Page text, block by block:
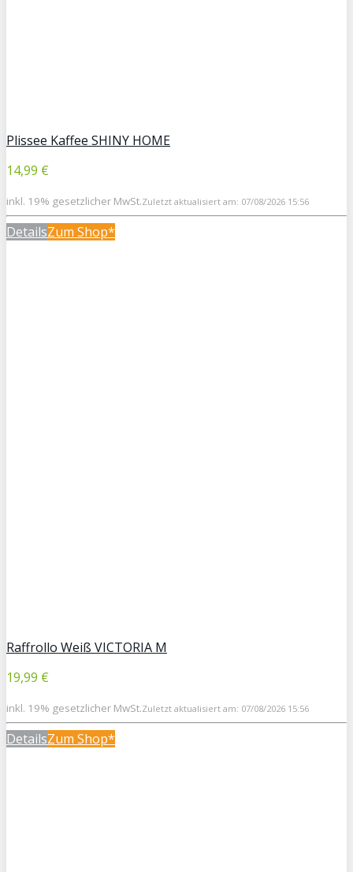
Plissee Kaffee SHINY HOME
14,99 €
inkl. 19% gesetzlicher MwSt.Zuletzt aktualisiert am: 07/08/2026 15:56
DetailsZum Shop*
Raffrollo Weiß VICTORIA M
19,99 €
inkl. 19% gesetzlicher MwSt.Zuletzt aktualisiert am: 07/08/2026 15:56
DetailsZum Shop*